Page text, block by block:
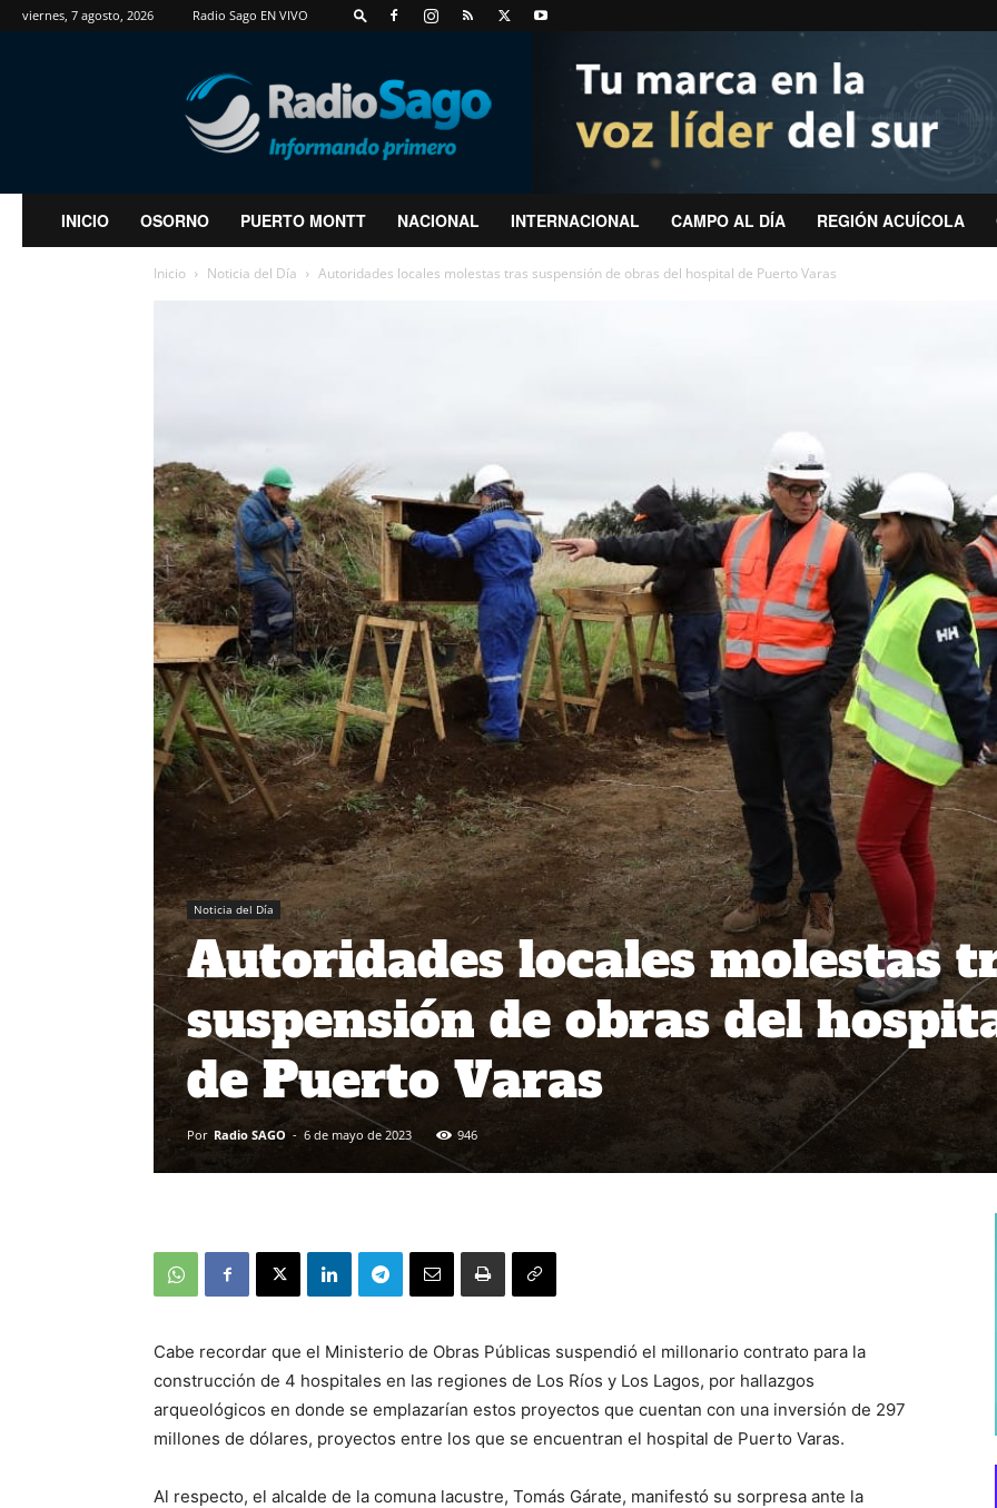
viernes, 7 agosto, 2026 Radio Sago EN VIVO
RadioSago
INICIO OSORNO PUERTO MONTT NACIONAL INTERNACIONAL CAMPO AL DÍA REGIÓN ACUÍCOLA
Inicio Noticia del Día Autoridades locales molestas tras suspensión de obras del hospital de Puerto Varas
Noticia del Día
Autoridades locales molestas
suspensión de obras del
de Puerto Varas
Por Radio SAGO - 6 de mayo de 2023 946
Cabe recordar que el Ministerio de Obras Públicas suspendió el millonario contrato para la
construcción de 4 hospitales en las regiones de Los Ríos y Los Lagos, por hallazgos
arqueológicos en donde se emplazarían estos proyectos que cuentan con una inversión de 297
millones de dólares, proyectos entre los que se encuentran el hospital de Puerto Varas.
Al respecto, el alcalde de la comuna lacustre, Tomás Gárate, manifestó su sorpresa ante la